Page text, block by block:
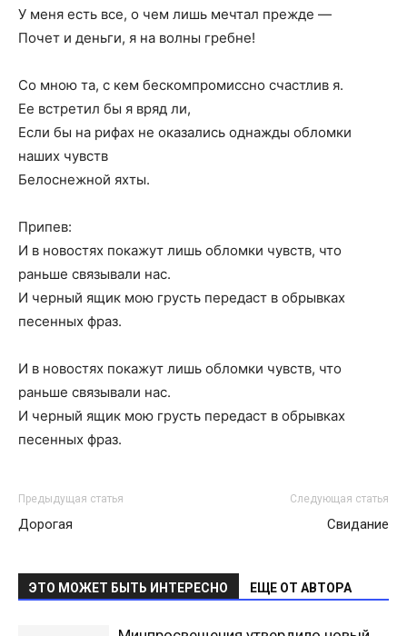
У меня есть все, о чем лишь мечтал прежде —
Почет и деньги, я на волны гребне!
Со мною та, с кем бескомпромиссно счастлив я.
Ее встретил бы я вряд ли,
Если бы на рифах не оказались однажды обломки
наших чувств
Белоснежной яхты.
Припев:
И в новостях покажут лишь обломки чувств, что
раньше связывали нас.
И черный ящик мою грусть передаст в обрывках
песенных фраз.
И в новостях покажут лишь обломки чувств, что
раньше связывали нас.
И черный ящик мою грусть передаст в обрывках
песенных фраз.
Предыдущая статья
Дорогая
Следующая статья
Свидание
ЭТО МОЖЕТ БЫТЬ ИНТЕРЕСНО ЕЩЕ ОТ АВТОРА